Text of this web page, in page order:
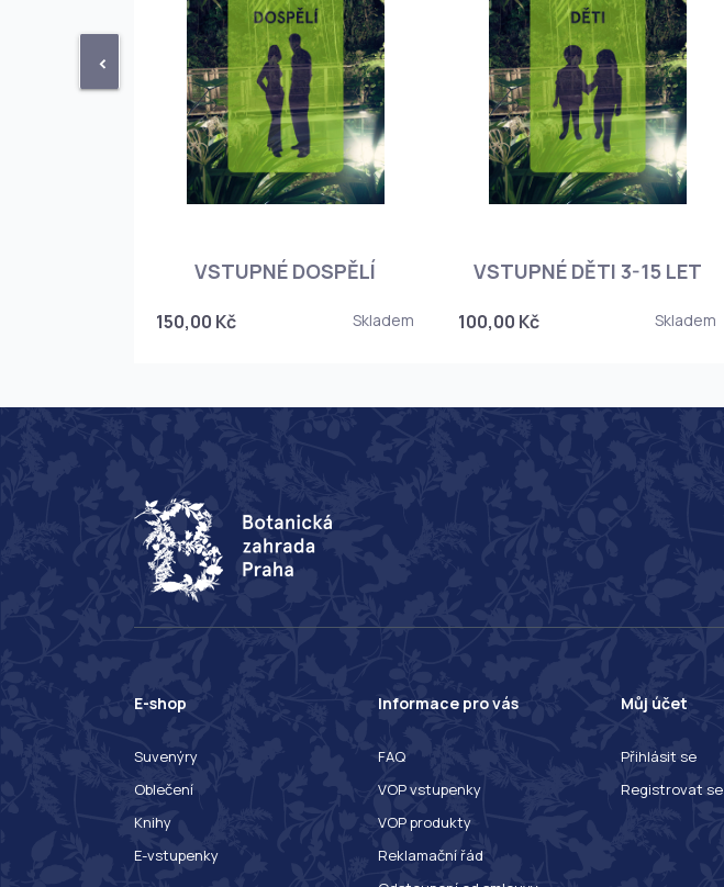
<
VSTUPNÉ DOSPĚLÍ
150,00 Kč Skladem
VSTUPNÉ DĚTI 3-15 LET
100,00 Kč Skladem
E-shop
Suvenýry
Oblečení
Knihy
E-vstupenky
Informace pro vás
FAQ
VOP vstupenky
VOP produkty
Reklamační řád
Můj účet
Přihlásit se
Registrovat se